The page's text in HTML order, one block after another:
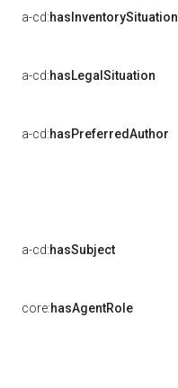
a-cd:hasInventorySituation
a-cd:hasLegalSituation
a-cd:hasPreferredAuthor
a-cd:hasSubject
core:hasAgentRole